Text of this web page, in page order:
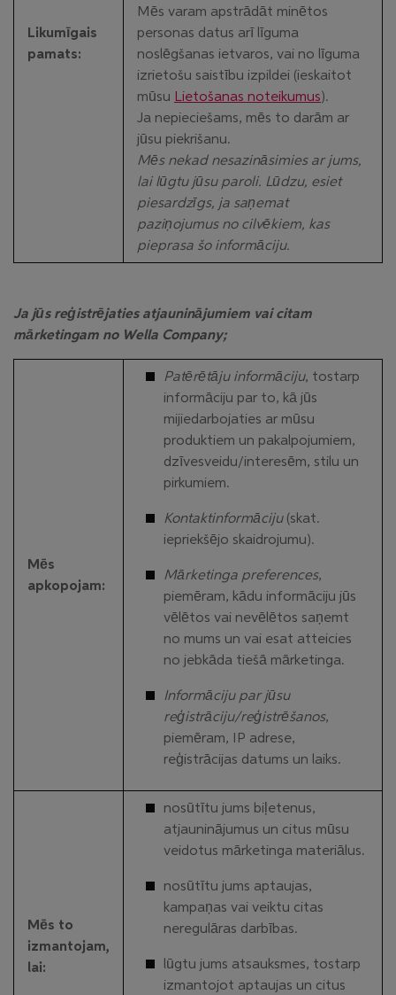
Likumīgais
pamats:
Mēs varam apstrādāt minētos
personas datus arī līguma
noslēgšanas ietvaros, vai no līguma
izrietošu saistību izpildei (ieskaitot
mūsu Lietošanas noteikumus).
Ja nepieciešams, mēs to darām ar
jūsu piekrišanu.
Mēs nekad nesazināsimies ar jums,
lai lūgtu jūsu paroli. Lūdzu, esiet
piesardzīgs, ja saņemat
paziņojumus no cilvēkiem, kas
pieprasa šo informāciju.
Ja jūs reģistrējaties atjauninājumiem vai citam
mārketingam no Wella Company;
Mēs
apkopojam:
Patērētāju informāciju, tostarp
informāciju par to, kā jūs
mijiedarbojaties ar mūsu
produktiem un pakalpojumiem,
dzīvesveidu/interesēm, stilu un
pirkumiem.
Kontaktinformāciju(skat.
iepriekšējo skaidrojumu).
Mārketinga preferences,
piemēram, kādu informāciju jūs
vēlētos vai nevēlētos saņemt
no mums un vai esat atteicies
no jebkāda tiešā mārketinga.
Informāciju par jūsu
reģistrāciju/reģistrēšanos,
piemēram, IP adrese,
reģistrācijas datums un laiks.
Mēs to
izmantojam,
lai:
nosūtītu jums biļetenus,
atjauninājumus un citus mūsu
veidotus mārketinga materiālus.
nosūtītu jums aptaujas,
kampaņas vai veiktu citas
neregulāras darbības.
lūgtu jums atsauksmes, tostarp
izmantojot aptaujas un citus